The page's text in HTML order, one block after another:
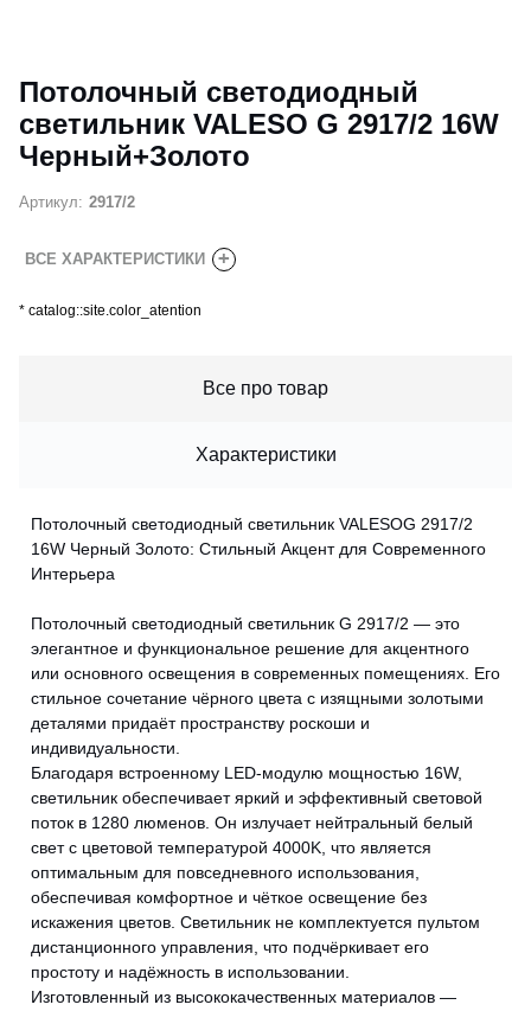
Потолочный светодиодный
светильник VALESO G 2917/2 16W
Черный+Золото
Артикул: 2917/2
ВСЕ ХАРАКТЕРИСТИКИ +
* catalog::site.color_atention
Все про товар
Характеристики
Потолочный светодиодный светильник VALESOG 2917/2
16W Черный Золото: Стильный Акцент для Современного
Интерьера
Потолочный светодиодный светильник G 2917/2 — это
элегантное и функциональное решение для акцентного
или основного освещения в современных помещениях. Его
стильное сочетание чёрного цвета с изящными золотыми
деталями придаёт пространству роскоши и
индивидуальности.
Благодаря встроенному LED-модулю мощностью 16W,
светильник обеспечивает яркий и эффективный световой
поток в 1280 люменов. Он излучает нейтральный белый
свет с цветовой температурой 4000K, что является
оптимальным для повседневного использования,
обеспечивая комфортное и чёткое освещение без
искажения цветов. Светильник не комплектуется пультом
дистанционного управления, что подчёркивает его
простоту и надёжность в использовании.
Изготовленный из высококачественных материалов —